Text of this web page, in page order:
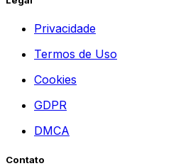
Privacidade
Termos de Uso
Cookies
GDPR
DMCA
Contato